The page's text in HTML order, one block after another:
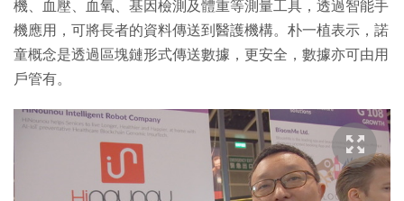
機、血壓、血氧、基因檢測及體重等測量工具，透過智能手
機應用，可將長者的資料傳送到醫護機構。朴一植表示，諾
童概念是透過區塊鏈形式傳送數據，更安全，數據亦可由用
戶管有。